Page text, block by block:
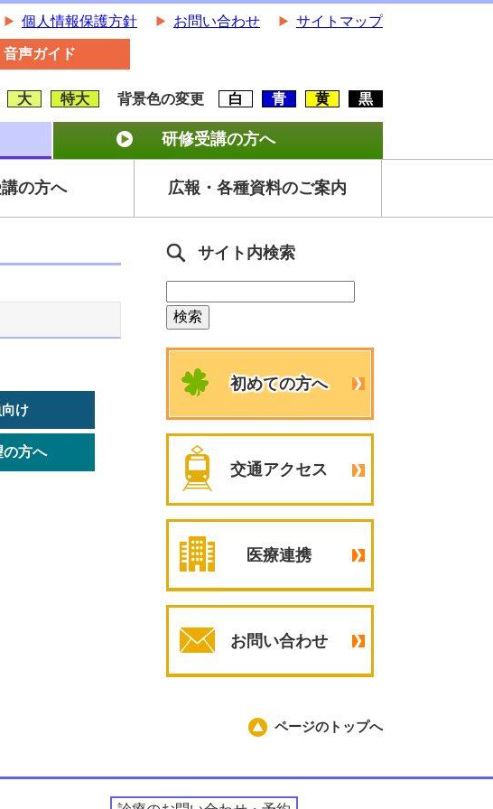
個人情報保護方針 お問い合わせ サイトマップ
音声ガイド
大 特大 背景色の変更 白 青 黄 黒
研修受講の方へ
の方へ 広報・各種資料のご案内
け
の方へ
サイト内検索
初めての方へ
交通アクセス
医療連携
お問い合わせ
ページのトップへ